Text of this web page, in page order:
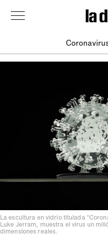
La escultura en vidrio titulada
Luke Jerram, muestra el virus un
dimensiones reales.